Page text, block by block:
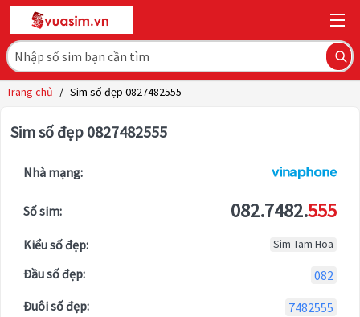
Trang chủ / Sim số đẹp 0827482555
Sim số đẹp 0827482555
Nhà mạng:
Số sim: 082.7482.555
Kiểu số đẹp: Sim Tam Hoa
Đầu số đẹp:
082
Đuôi số đẹp:
7482555